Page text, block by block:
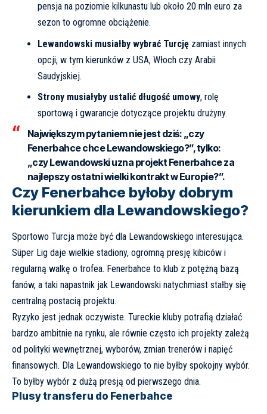
pensja na poziomie kilkunastu lub około 20 mln euro za
sezon to ogromne obciążenie.
Lewandowski musiałby wybrać Turcjęzamiast innych
opcji, w tym kierunków z USA, Włoch czy Arabii
Saudyjskiej.
Strony musiałyby ustalić długość umowy, rolę
sportową i gwarancje dotyczące projektu drużyny.
Największym pytaniem nie jest dziś: „czy
Fenerbahce chce Lewandowskiego?”, tylko:
„czy Lewandowski uzna projekt Fenerbahce za
najlepszy ostatni wielki kontrakt w Europie?”.
Czy Fenerbahce byłoby dobrym
kierunkiem dla Lewandowskiego?
Sportowo Turcja może być dla Lewandowskiego interesująca.
Süper Lig daje wielkie stadiony, ogromną presję kibiców i
regularną walkę o trofea. Fenerbahce to klub z potężną bazą
fanów, a taki napastnik jak Lewandowski natychmiast stałby się
centralną postacią projektu.
Ryzyko jest jednak oczywiste. Tureckie kluby potrafią działać
bardzo ambitnie na rynku, ale równie często ich projekty zależą
od polityki wewnętrznej, wyborów, zmian trenerów i napięć
finansowych. Dla Lewandowskiego to nie byłby spokojny wybór.
To byłby wybór z dużą presją od pierwszego dnia.
Plusy transferu do Fenerbahce